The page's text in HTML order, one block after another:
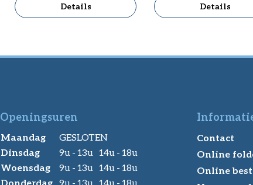
Details Details
Openingsuren
Maandag
GESLOTEN
Dinsdag
9u - 13u 14u - 18u
Woensdag
9u - 13u 14u - 18u
Donderdag 9u - 13u 14u - 18u
Contact
Online
Online